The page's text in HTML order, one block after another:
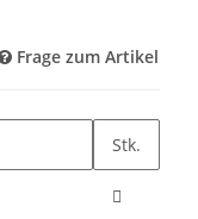
Frage zum Artikel
Stk.